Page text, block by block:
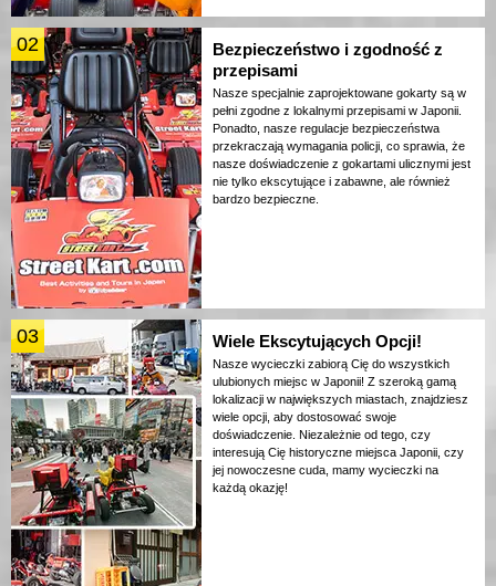
02
Bezpieczeństwo i zgodność z
przepisami
Nasze specjalnie zaprojektowane gokarty są w
pełni zgodne z lokalnymi przepisami w Japonii.
Ponadto, nasze regulacje bezpieczeństwa
przekraczają wymagania policji, co sprawia, że
nasze doświadczenie z gokartami ulicznymi jest
nie tylko ekscytujące i zabawne, ale również
bardzo bezpieczne.
03 Wiele Ekscytujących Opcji!
Nasze wycieczki zabiorą Cię do wszystkich
ulubionych miejsc w Japonii! Z szeroką gamą
lokalizacji w największych miastach, znajdziesz
wiele opcji, aby dostosować swoje
doświadczenie. Niezależnie od tego, czy
interesują Cię historyczne miejsca Japonii, czy
jej nowoczesne cuda, mamy wycieczki na
każdą okazję!